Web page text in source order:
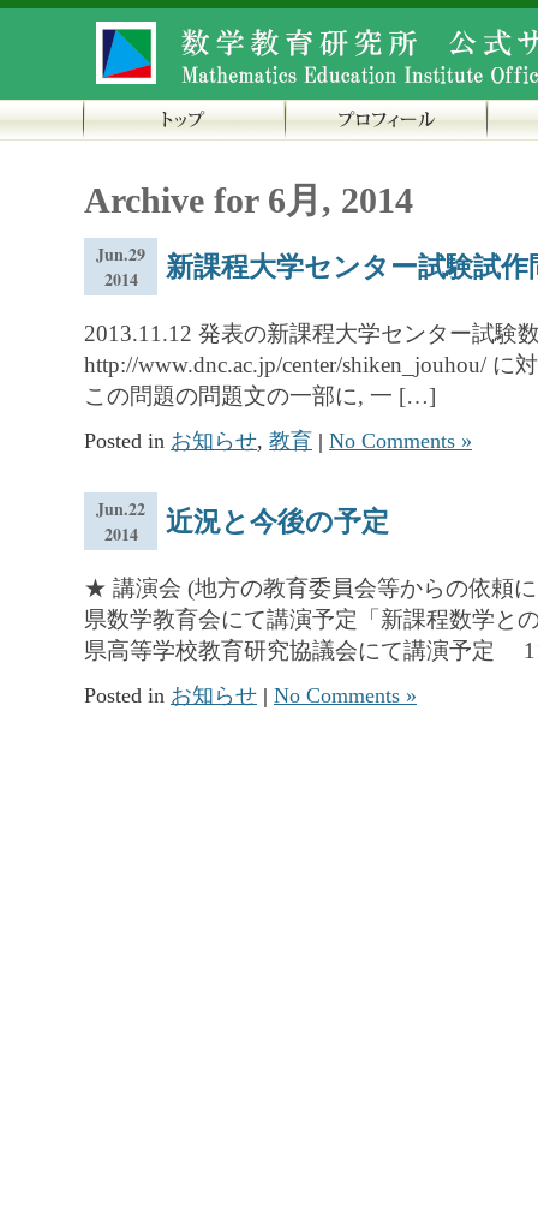
Archive for 6月, 2014
Jun.29
2014
新課程大学センター試験試作
2013.11.12 発表の新課程大学センター試験
http://www.dnc.ac.jp/center/shiken_jouhou/
この問題の問題文の一部に, 一 […]
Posted in お知らせ, 教育 | No Comments »
Jun.22
2014
近況と今後の予定
★ 講演会 (地方の教育委員会等からの依
県数学教育会にて講演予定「新課程数学
県高等学校教育研究協議会にて講演予定
Posted in お知らせ | No Comments »